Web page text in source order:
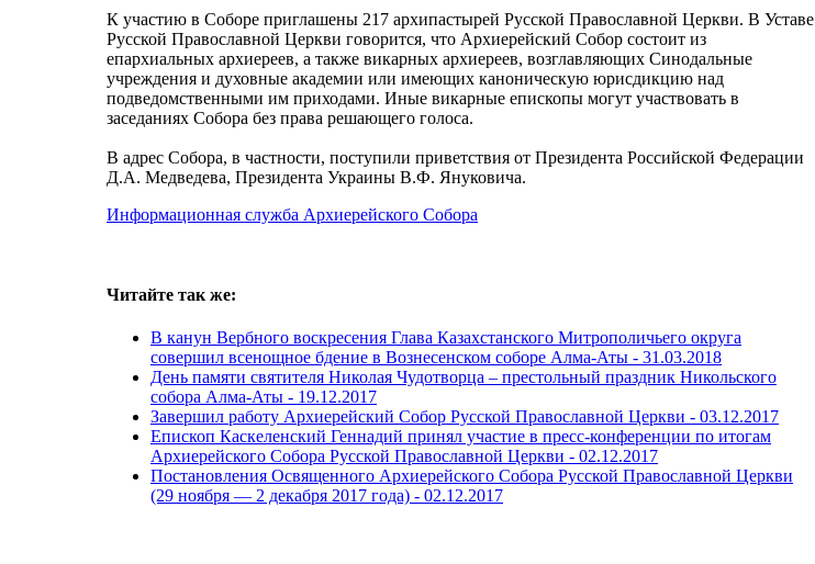
К участию в Соборе приглашены 217 архипастырей Русской Православной Церкви. В Уставе
Русской Православной Церкви говорится, что Архиерейский Собор состоит из
епархиальных архиереев, а также викарных архиереев, возглавляющих Синодальные
учреждения и духовные академии или имеющих каноническую юрисдикцию над
подведомственными им приходами. Иные викарные епископы могут участвовать в
заседаниях Собора без права решающего голоса.
В адрес Собора, в частности, поступили приветствия от Президента Российской Федерации
Д.А. Медведева, Президента Украины В.Ф. Януковича.
Информационная служба Архиерейского Собора
Читайте так же:
В канун Вербного воскресения Глава Казахстанского Митрополичьего округа
совершил всенощное бдение в Вознесенском соборе Алма-Аты - 31.03.2018
День памяти святителя Николая Чудотворца – престольный праздник Никольского
собора Алма-Аты - 19.12.2017
Завершил работу Архиерейский Собор Русской Православной Церкви - 03.12.2017
Епископ Каскеленский Геннадий принял участие в пресс-конференции по итогам
Архиерейского Собора Русской Православной Церкви - 02.12.2017
Постановления Освященного Архиерейского Собора Русской Православной Церкви
(29 ноября ― 2 декабря 2017 года) - 02.12.2017